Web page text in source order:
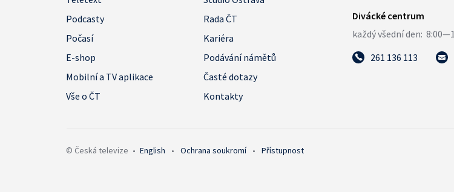
Podcasty
Rada ČT
Počasí
Kariéra
E-shop
Podávání námětů
Mobilní a TV aplikace
Časté dotazy
Vše o ČT
Kontakty
261 136 113
© Česká televize • English • Ochrana soukromí • Přístupnost